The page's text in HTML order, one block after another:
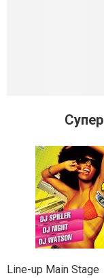
Line-up Main Stage